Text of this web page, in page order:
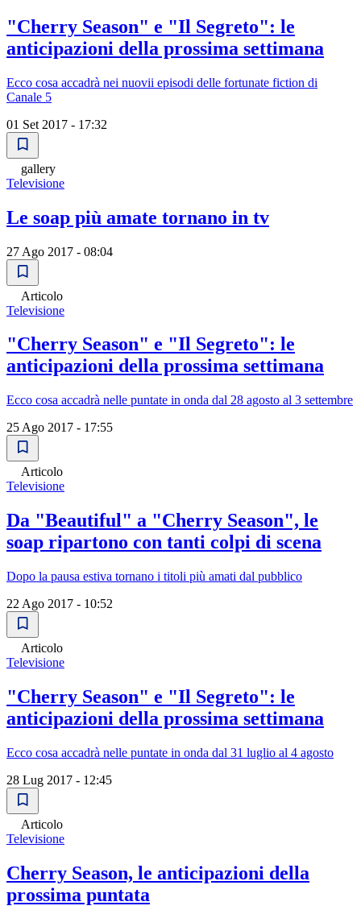
"Cherry Season" e "Il Segreto": le
anticipazioni della prossima settimana
Ecco cosa accadrà nei nuovii episodi delle fortunate fiction di
Canale 5
01 Set 2017 - 17:32
gallery
Televisione
Le soap più amate tornano in tv
27 Ago 2017 - 08:04
Articolo
Televisione
"Cherry Season" e "Il Segreto": le
anticipazioni della prossima settimana
Ecco cosa accadrà nelle puntate in onda dal 28 agosto al 3 settembre
25 Ago 2017 - 17:55
Articolo
Televisione
Da "Beautiful" a "Cherry Season", le
soap ripartono con tanti colpi di scena
Dopo la pausa estiva tornano i titoli più amati dal pubblico
22 Ago 2017 - 10:52
Articolo
Televisione
"Cherry Season" e "Il Segreto": le
anticipazioni della prossima settimana
Ecco cosa accadrà nelle puntate in onda dal 31 luglio al 4 agosto
28 Lug 2017 - 12:45
Articolo
Televisione
Cherry Season, le anticipazioni della
prossima puntata